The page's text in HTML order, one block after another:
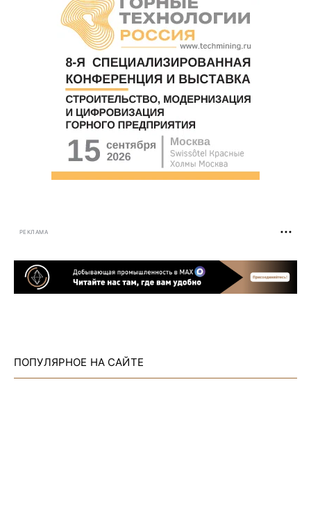
РЕКЛАМА
ПОПУЛЯРНОЕ НА САЙТЕ